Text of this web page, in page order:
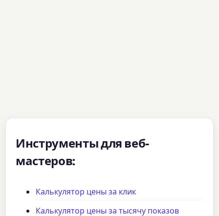
Инструменты для веб-
мастеров:
Калькулятор цены за клик
Калькулятор цены за тысячу показов